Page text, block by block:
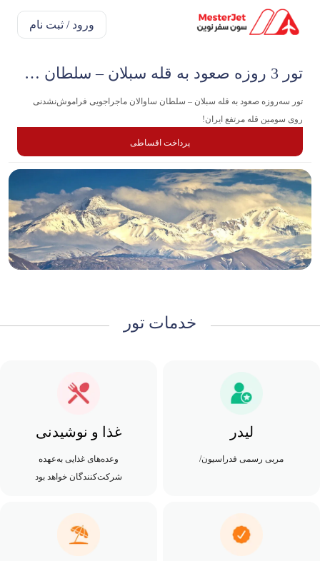
ورود / ثبت نام
تور 3 روزه صعود به قله سبلان – سلطان ساوالان
تور سه‌روزه صعود به قله سبلان – سلطان ساوالان ماجراجویی فراموش‌نشدنی
روی سومین قله مرتفع ایران!
پرداخت اقساطی
خدمات تور
لیدر
مربی رسمی فدراسیون/
غذا و نوشیدنی
وعده‌های غذایی به‌عهده
شرکت‌کنندگان خواهد بود